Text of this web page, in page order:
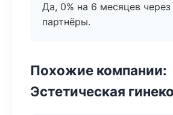
Да, 0% на 6 месяцев
партнёры.
Похожие компании:
Эстетическая